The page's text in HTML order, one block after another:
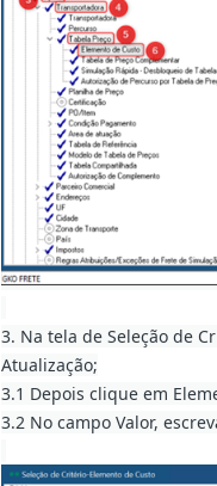
3. Na tela de Seleção de
Atualização;
3.1 Depois clique em
3.2 No campo Valor,